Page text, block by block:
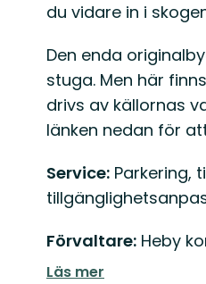
du vidare in i
Den enda
stuga. Men här
drivs av källornas
länken nedan för
Service: Parkering,
Förvaltare: Heby
Läs mer